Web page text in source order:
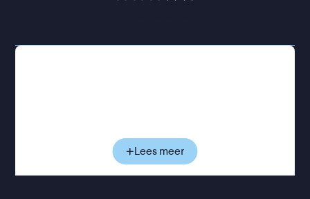
Fernando is een timide hoogleraar geografie in
richtingloos achterblijft. Fernando besluit naar het
noordwesten van Portugal te reizen waar hij
tuinman Manuel ontmoet, die net zou beginnen aan
Lees meer